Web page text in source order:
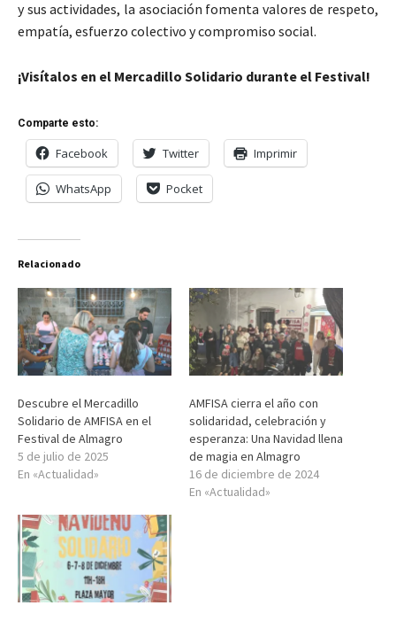
y sus actividades, la asociación fomenta valores de respeto,
empatía, esfuerzo colectivo y compromiso social.
¡Visítalos en el Mercadillo Solidario durante el Festival!
Comparte esto:
Facebook Twitter Imprimir
WhatsApp Pocket
Relacionado
Descubre el Mercadillo
Solidario de AMFISA en el
Festival de Almagro
5 de julio de 2025
En «Actualidad»
AMFISA cierra el año con
solidaridad, celebración y
esperanza: Una Navidad llena
de magia en Almagro
16 de diciembre de 2024
En «Actualidad»